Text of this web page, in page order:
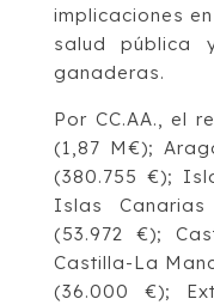
implicaciones
salud pública
ganaderas.
Por CC.AA., el
(1,87 M€);
(380.755 €);
Islas
(53.972 €);
Castilla-La
(36.000 €);